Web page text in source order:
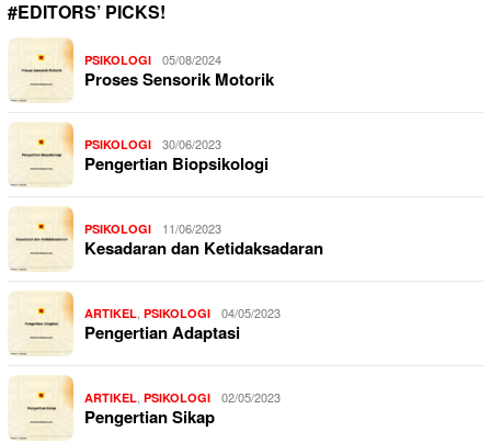
#EDITORS’ PICKS!
PSIKOLOGI 05/08/2024
Proses Sensorik Motorik
PSIKOLOGI 30/06/2023
Pengertian Biopsikologi
PSIKOLOGI 11/06/2023
Kesadaran dan Ketidaksadaran
ARTIKEL, PSIKOLOGI 04/05/2023
Pengertian Adaptasi
ARTIKEL, PSIKOLOGI 02/05/2023
Pengertian Sikap